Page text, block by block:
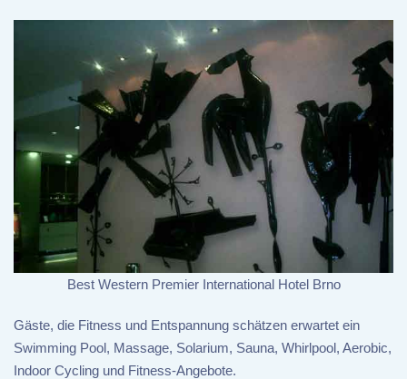
Best Western Premier International Hotel Brno
Gäste, die Fitness und Entspannung schätzen erwartet ein
Swimming Pool, Massage, Solarium, Sauna, Whirlpool, Aerobic,
Indoor Cycling und Fitness-Angebote.